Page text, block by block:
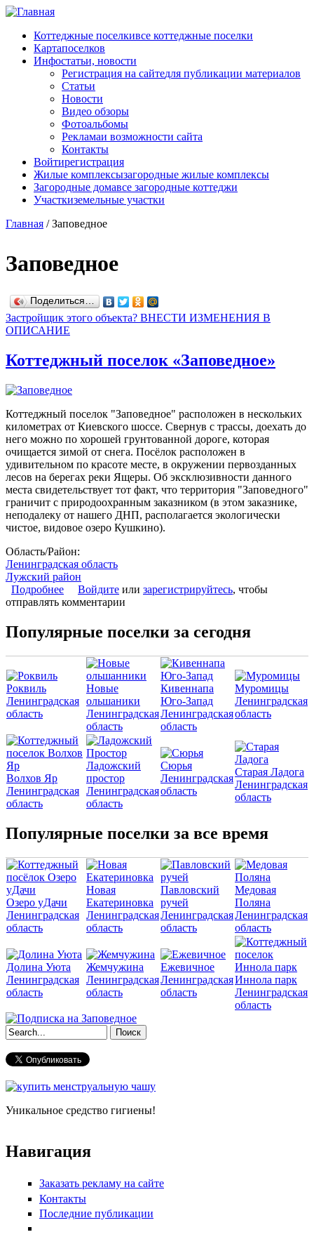
Перейти к основному содержанию
Коттеджные поселкивсе коттеджные поселки
Картапоселков
Инфостатьи, новости
Регистрация на сайтедля публикации материалов
Статьи
Новости
Видео обзоры
Фотоальбомы
Рекламаи возможности сайта
Контакты
Войтирегистрация
Жилые комплексызагородные жилые комплексы
Загородные домавсе загородные коттеджи
Участкиземельные участки
Главная /Заповедное
Заповедное
Поделиться…
Застройщик этого объекта? ВНЕСТИ ИЗМЕНЕНИЯ В
ОПИСАНИЕ
Коттеджный поселок «Заповедное»
Коттеджный поселок "Заповедное" расположен в нескольких
километрах от Киевского шоссе. Свернув с трассы, доехать до
него можно по хорошей грунтованной дороге, которая
очищается зимой от снега. Посёлок расположен в
удивительном по красоте месте, в окружении первозданных
лесов на берегах реки Ящеры. Об эксклюзивности данного
места свидетельствует тот факт, что территория "Заповедного"
граничит с природоохранным заказником (в этом заказнике,
неподалеку от нашего ДНП, располагается экологически
чистое, видовое озеро Кушкино).
Область/Район:
Ленинградская область
Лужский район
Подробнее о Коттеджный поселок «Заповедное»
Войдите или зарегистрируйтесь, чтобы
отправлять комментарии
Популярные поселки за сегодня
Роквиль
Ленинградская
область
Новые
ольшаники
Ленинградская
область
Кивеннапа
Юго-Запад
Ленинградская
область
Муромицы
Ленинградская
область
Волхов Яр
Ленинградская
область
Ладожский
простор
Ленинградская
область
Сюрья
Ленинградская
область
Старая Ладога
Ленинградская
область
Популярные поселки за все время
Озеро уДачи
Ленинградская
область
Новая
Екатериновка
Ленинградская
область
Павловский
ручей
Ленинградская
область
Медовая
Поляна
Ленинградская
область
Долина Уюта
Ленинградская
область
Жемчужина
Ленинградская
область
Ежевичное
Ленинградская
область
Иннола парк
Ленинградская
область
Форма поиска
Уникальное средство гигиены!
Навигация
Заказать рекламу на сайте
Контакты
Последние публикации